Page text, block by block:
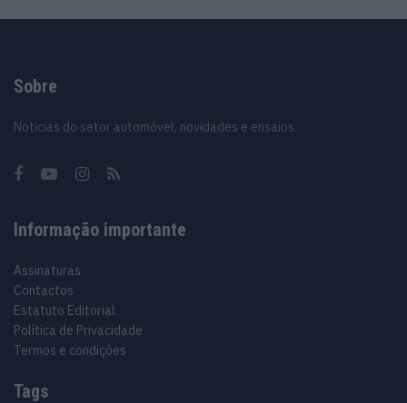
Sobre
Noticias do setor automóvel, novidades e ensaios.
Informação importante
Assinaturas
Contactos
Estatuto Editorial
Política de Privacidade
Termos e condições
Tags